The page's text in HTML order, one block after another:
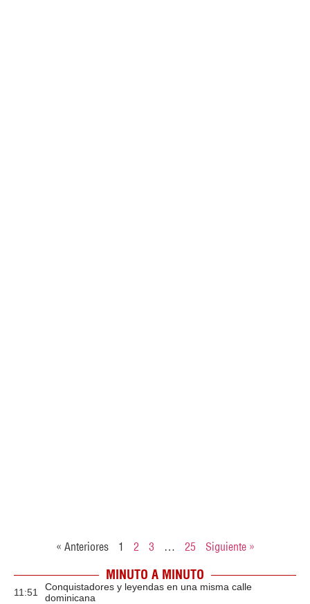
« Anteriores 1 2 3 … 25 Siguiente »
MINUTO A MINUTO
11:51
Conquistadores y leyendas en una misma calle
dominicana